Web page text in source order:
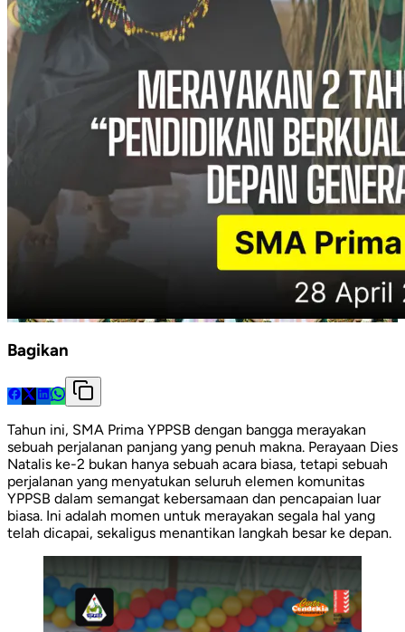
Bagikan
Tahun ini, SMA Prima YPPSB dengan bangga merayakan
sebuah perjalanan panjang yang penuh makna. Perayaan Dies
Natalis ke-2 bukan hanya sebuah acara biasa, tetapi sebuah
perjalanan yang menyatukan seluruh elemen komunitas
YPPSB dalam semangat kebersamaan dan pencapaian luar
biasa. Ini adalah momen untuk merayakan segala hal yang
telah dicapai, sekaligus menantikan langkah besar ke depan.